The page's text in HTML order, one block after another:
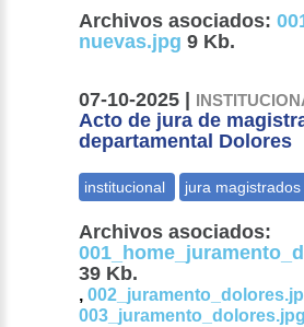
Archivos asociados:
nuevas.jpg 9 Kb.
07-10-2025 |
Acto de jura de
departamental Dolores
Archivos asociados:
39 Kb.
,
003_juramento_dolores.jpg